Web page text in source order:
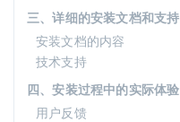
三、详细的安装文档和支持
安装文档的内容
技术支持
四、安装过程中的实际体验
用户反馈